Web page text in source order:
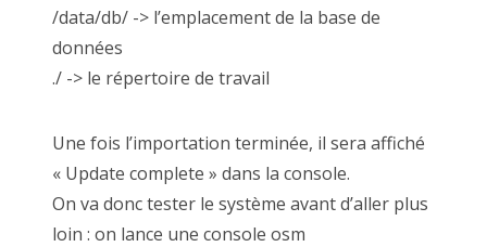
/data/db/ -> l’emplacement de la base de
données
./ -> le répertoire de travail
Une fois l’importation terminée, il sera affiché
« Update complete » dans la console.
On va donc tester le système avant d’aller plus
loin : on lance une console osm